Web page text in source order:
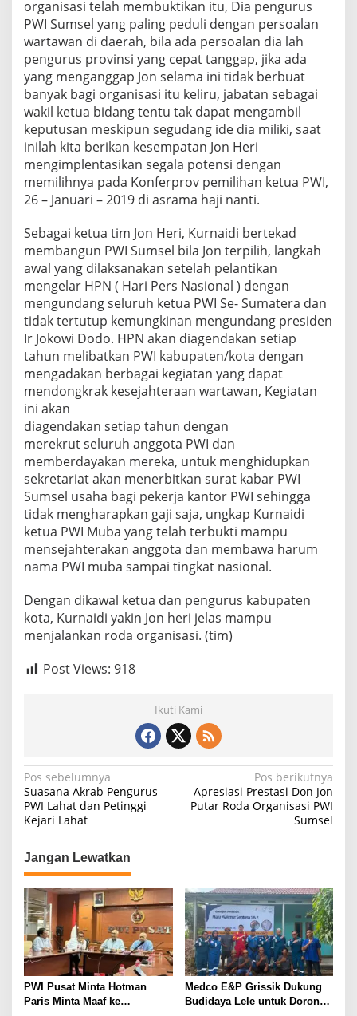
organisasi telah membuktikan itu, Dia pengurus
PWI Sumsel yang paling peduli dengan persoalan
wartawan di daerah, bila ada persoalan dia lah
pengurus provinsi yang cepat tanggap, jika ada
yang menganggap Jon selama ini tidak berbuat
banyak bagi organisasi itu keliru, jabatan sebagai
wakil ketua bidang tentu tak dapat mengambil
keputusan meskipun segudang ide dia miliki, saat
inilah kita berikan kesempatan Jon Heri
mengimplentasikan segala potensi dengan
memilihnya pada Konferprov pemilihan ketua PWI,
26 – Januari – 2019 di asrama haji nanti.
Sebagai ketua tim Jon Heri, Kurnaidi bertekad
membangun PWI Sumsel bila Jon terpilih, langkah
awal yang dilaksanakan setelah pelantikan
mengelar HPN ( Hari Pers Nasional ) dengan
mengundang seluruh ketua PWI Se- Sumatera dan
tidak tertutup kemungkinan mengundang presiden
Ir Jokowi Dodo. HPN akan diagendakan setiap
tahun melibatkan PWI kabupaten/kota dengan
mengadakan berbagai kegiatan yang dapat
mendongkrak kesejahteraan wartawan, Kegiatan
ini akan
diagendakan setiap tahun dengan
merekrut seluruh anggota PWI dan
memberdayakan mereka, untuk menghidupkan
sekretariat akan menerbitkan surat kabar PWI
Sumsel usaha bagi pekerja kantor PWI sehingga
tidak mengharapkan gaji saja, ungkap Kurnaidi
ketua PWI Muba yang telah terbukti mampu
mensejahterakan anggota dan membawa harum
nama PWI muba sampai tingkat nasional.
Dengan dikawal ketua dan pengurus kabupaten
kota, Kurnaidi yakin Jon heri jelas mampu
menjalankan roda organisasi. (tim)
Post Views: 918
Ikuti Kami
N
a
v
i
g
a
s
i
p
o
s
Pos sebelumnya
Suasana Akrab Pengurus
PWI Lahat dan Petinggi
Kejari Lahat
Pos berikutnya
Apresiasi Prestasi Don Jon
Putar Roda Organisasi PWI
Sumsel
Jangan Lewatkan
PWI Pusat Minta Hotman
Paris Minta Maaf ke
Medco E&P Grissik Dukung
Budidaya Lele untuk Dorong